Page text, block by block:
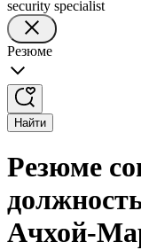
security specialist
Резюме
Найти
Резюме
Ачхой-